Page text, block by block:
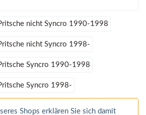
nicht Syncro 1990-1998
nicht Syncro 1998-
Syncro 1990-1998
Syncro 1998-
Shops erklären Sie sich damit